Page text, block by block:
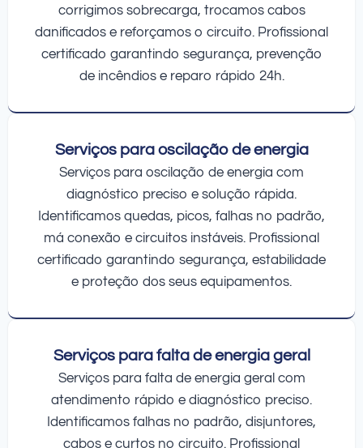
corrigimos sobrecarga, trocamos cabos
danificados e reforçamos o circuito. Profissional
certificado garantindo segurança, prevenção
de incêndios e reparo rápido 24h.
Serviços para oscilação de energia
Serviços para oscilação de energia com
diagnóstico preciso e solução rápida.
Identificamos quedas, picos, falhas no padrão,
má conexão e circuitos instáveis. Profissional
certificado garantindo segurança, estabilidade
e proteção dos seus equipamentos.
Serviços para falta de energia geral
Serviços para falta de energia geral com
atendimento rápido e diagnóstico preciso.
Identificamos falhas no padrão, disjuntores,
cabos e curtos no circuito. Profissional